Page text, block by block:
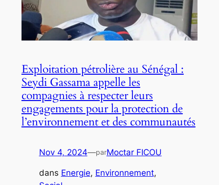
Exploitation pétrolière au Sénégal :
Seydi Gassama appelle les
compagnies à respecter leurs
engagements pour la protection de
l’environnement et des communautés
Nov 4, 2024—parMoctar FICOU
dans Energie, Environnement